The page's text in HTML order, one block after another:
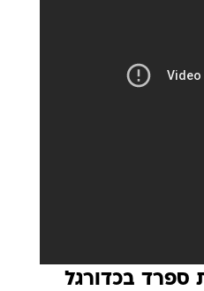
ספרד בכדורגל